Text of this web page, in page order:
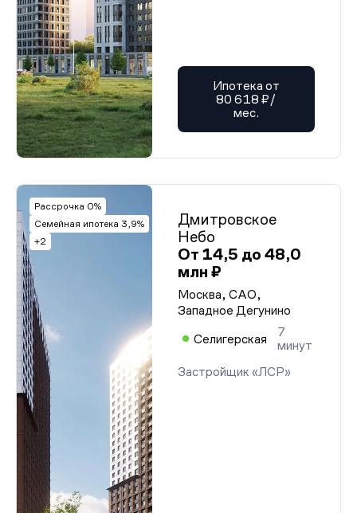
Ипотека от
80 618 ₽/
мес.
Рассрочка 0%
Семейная ипотека 3,9%
+2
Дмитровское
Небо
От 14,5 до 48,0
млн ₽
Москва, САО,
Западное Дегунино
Селигерская
7
минут
Застройщик «ЛСР»